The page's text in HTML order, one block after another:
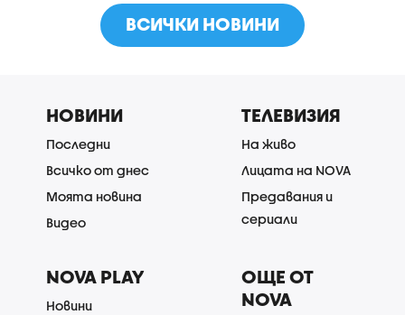
ВСИЧКИ НОВИНИ
НОВИНИ
Последни
Всичко от днес
Моята новина
Видео
ТЕЛЕВИЗИЯ
На живо
Лицата на NOVA
Предавания и
сериали
NOVA PLAY
Новини
ОЩЕ ОТ
NOVA